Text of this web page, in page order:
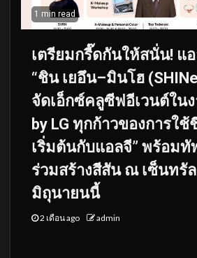
1 min read
เตรียมกรี๊ดกันให้สนั่น! แ
“ชิน เยอึน–มินโฮ
จัดเอ็กซ์คลูซีฟอีเวนต์ในง
by LG ทุกก้าวของการใ
เริ่มต้นกับแอลจี” พร้อม
ร่วมสร้างสีสัน ณ เซ็นทรัล
มิถุนายนนี้
2 เดือน ago admin